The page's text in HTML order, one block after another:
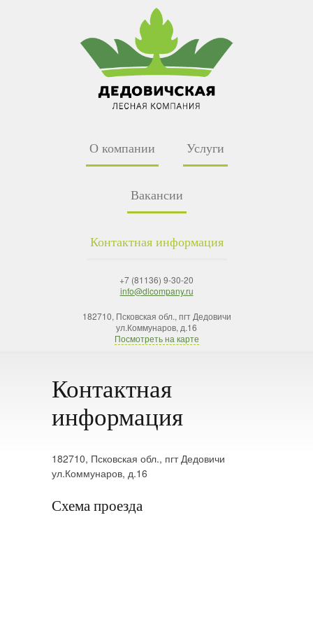
О компании Услуги
Вакансии
Контактная информация
+7 (81136) 9-30-20
info@dlcompany.ru
182710, Псковская обл., пгт Дедовичи
ул.Коммунаров, д.16
Посмотреть на карте
Контактная
информация
182710, Псковская обл., пгт Дедовичи
ул.Коммунаров, д.16
Схема проезда